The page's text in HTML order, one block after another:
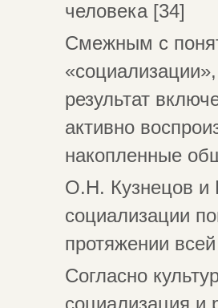
человека [34]
Смежным с
результат
активно
накопленные
О.Н. Кузнецов и
социализации
протяжении
Согласно